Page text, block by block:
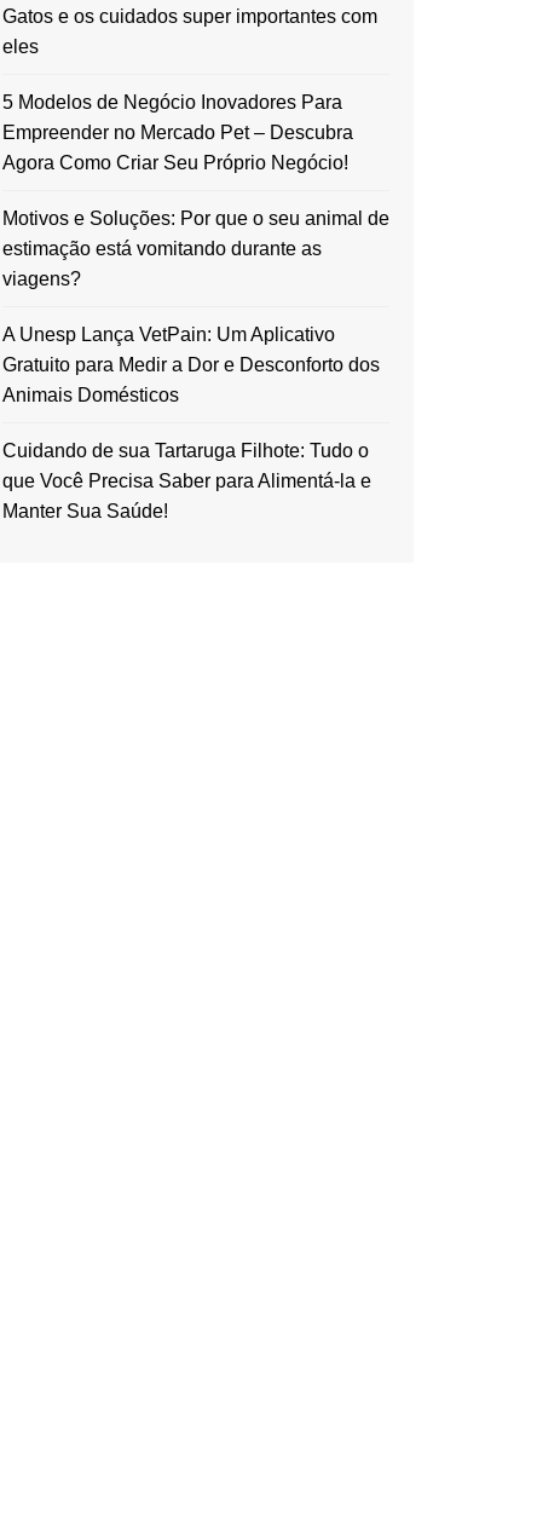
Gatos e os cuidados super importantes com
eles
5 Modelos de Negócio Inovadores Para
Empreender no Mercado Pet – Descubra
Agora Como Criar Seu Próprio Negócio!
Motivos e Soluções: Por que o seu animal de
estimação está vomitando durante as
viagens?
A Unesp Lança VetPain: Um Aplicativo
Gratuito para Medir a Dor e Desconforto dos
Animais Domésticos
Cuidando de sua Tartaruga Filhote: Tudo o
que Você Precisa Saber para Alimentá-la e
Manter Sua Saúde!